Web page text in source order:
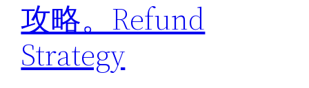
攻略。Refund
Strategy